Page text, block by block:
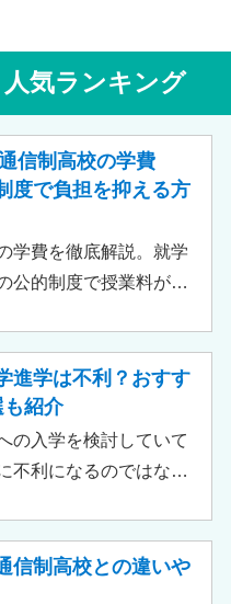
気ランキング
信制高校の学費
度で負担を抑える方
学費を徹底解説。就学
公的制度で授業料が実
の注意点などをわかり
ます。費用負担を抑え
ェックしてみましょ
進学は不利？おすす
も紹介
の入学を検討していて
不利になるのではない
しょうか。 結論とし
校に通っているからと
信制高校との違いや